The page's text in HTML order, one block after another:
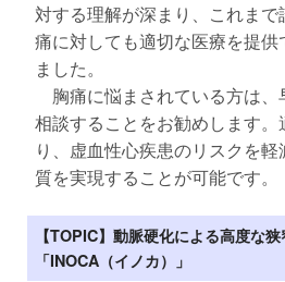
対する理解が深まり、これま
痛に対しても適切な医療を提供
ました。
胸痛に悩まされている方は、
相談することをお勧めします。
り、虚血性心疾患のリスクを
質を実現することが可能です。
【TOPIC】動脈硬化による高度な
「INOCA（イノカ）」